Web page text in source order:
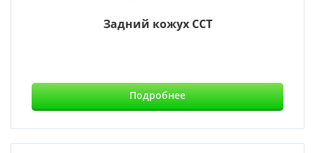
Задний кожух CCT
Подробнее